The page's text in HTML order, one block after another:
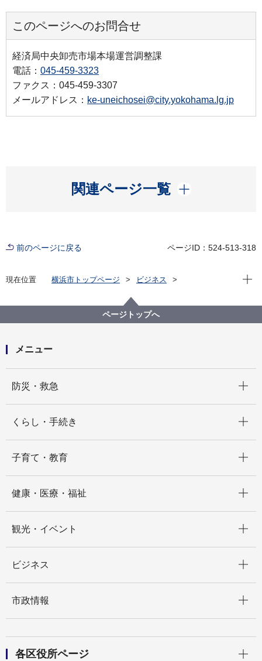
このページへのお問合せ
経済局中央卸売市場本場運営調整課
電話： 045-459-3323
ファクス：045-459-3307
メールアドレス： ke-uneichosei@city.yokohama.lg.jp
関連ページ一覧
開く
前のページに戻る ページID：524-513-318
現在位置 横浜市トップページ
ビジネス
平成２８年１月 市場月報
現在
ページトップへ
メニュー
防災・救急
くらし・手続き
子育て・教育
健康・医療・福祉
観光・イベント
ビジネス
市政情報
各区役所ページ